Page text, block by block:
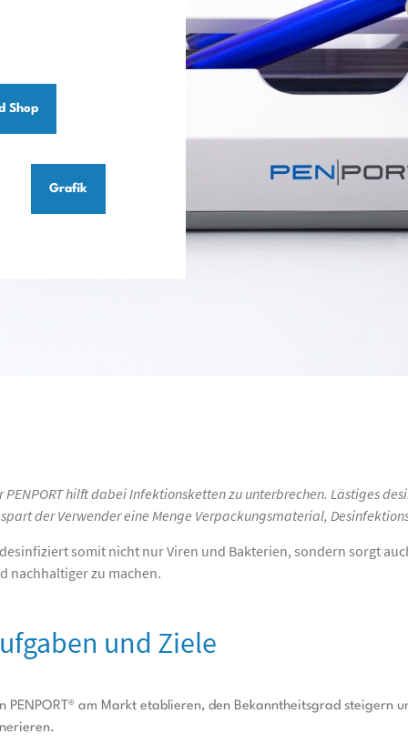
Shop
Grafik
PENPORT hilft dabei Infektionsketten zu unterbrechen. Lästiges
spart der Verwender eine Menge Verpackungsmaterial,
somit nicht nur Viren und Bakterien, sondern sorgt
nachhaltiger zu machen.
und Ziele
PENPORT® am Markt etablieren, den Bekanntheitsgrad steigern